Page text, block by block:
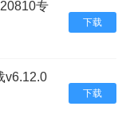
专
下载
v6.12.0
下载